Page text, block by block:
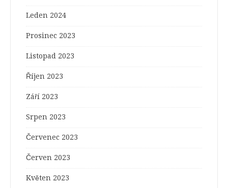
Leden 2024
Prosinec 2023
Listopad 2023
Říjen 2023
Září 2023
Srpen 2023
Červenec 2023
Červen 2023
Květen 2023